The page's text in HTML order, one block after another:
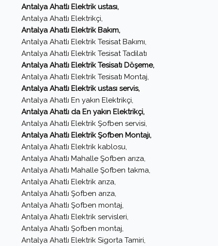
Antalya Ahatlı Elektrik ustası,
Antalya Ahatlı Elektrikçi,
Antalya Ahatlı Elektrik Bakım,
Antalya Ahatlı Elektrik Tesisat Bakımı,
Antalya Ahatlı Elektrik Tesisat Tadilatı
Antalya Ahatlı Elektrik Tesisatı Döşeme,
Antalya Ahatlı Elektrik Tesisatı Montaj,
Antalya Ahatlı Elektrik ustası servis,
Antalya Ahatlı En yakın Elektrikçi,
Antalya Ahatlı da En yakın Elektrikçi,
Antalya Ahatlı Elektrik Şofben servisi,
Antalya Ahatlı Elektrik Şofben Montajı,
Antalya Ahatlı Elektrik kablosu,
Antalya Ahatlı Mahalle Şofben arıza,
Antalya Ahatlı Mahalle Şofben takma,
Antalya Ahatlı Elektrik arıza,
Antalya Ahatlı Şofben arıza,
Antalya Ahatlı Şofben montaj,
Antalya Ahatlı Elektrik servisleri,
Antalya Ahatlı Şofben montaj,
Antalya Ahatlı Elektrik Sigorta Tamiri,